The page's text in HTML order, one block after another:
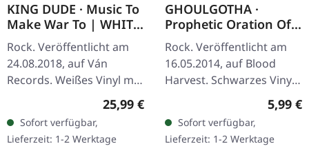
KING DUDE · Music To
Make War To | WHITE
LP
Rock. Veröffentlicht am
24.08.2018, auf Ván
Records. Weißes Vinyl mit
Heißfolienpränung-Cover
und Poster. "Music to
Make War To" von King
Dude ist…
Regulärer Preis:
25,99 €
Sofort verfügbar,
Lieferzeit: 1-2 Werktage
GHOULGOTHA ·
Prophetic Oration Of
Self | 7" EP EP
Rock. Veröffentlicht am
16.05.2014, auf Blood
Harvest. Schwarzes Vinyl,
Exemplare. A1. Prophetic
Oration Of Self B1.
Disintegration…
5,99 €
Sofort verfügbar,
Lieferzeit: 1-2 Werktage